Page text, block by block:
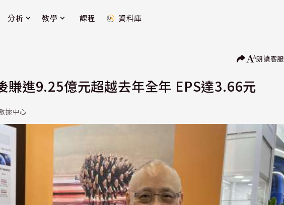
分析 教學 課程 資料庫
朗讀客服
賺進9.25億元超越去年全年 EPS達3.66元
據中心